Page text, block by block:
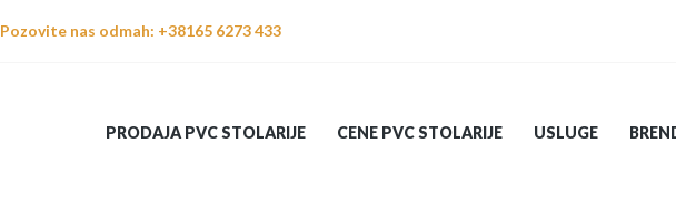
Pozovite nas odmah: +38165 6273 433
PRODAJA PVC STOLARIJE CENE PVC STOLARIJE USLUGE
PRODAJA PVC
CENE PVC